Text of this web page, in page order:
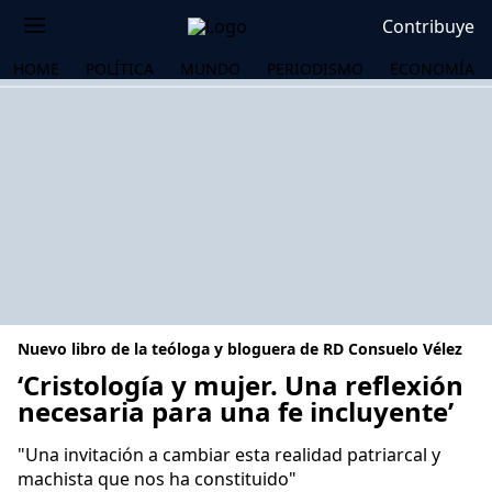
Contribuye
HOME POLÍTICA MUNDO PERIODISMO ECONOMÍA
Nuevo libro de la teóloga y bloguera de RD Consuelo Vélez
‘Cristología y mujer. Una reflexión
necesaria para una fe incluyente’
"Una invitación a cambiar esta realidad patriarcal y
machista que nos ha constituido"